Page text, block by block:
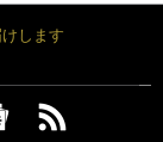
します